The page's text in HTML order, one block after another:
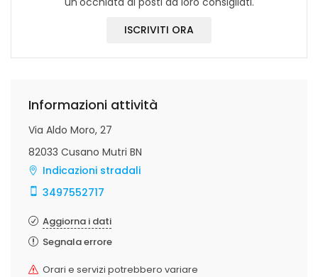
ISCRIVITI ORA
Informazioni attività
Via Aldo Moro, 27
82033 Cusano Mutri BN
Indicazioni stradali
3497552717
Aggiorna i dati
Segnala errore
Orari e servizi potrebbero variare